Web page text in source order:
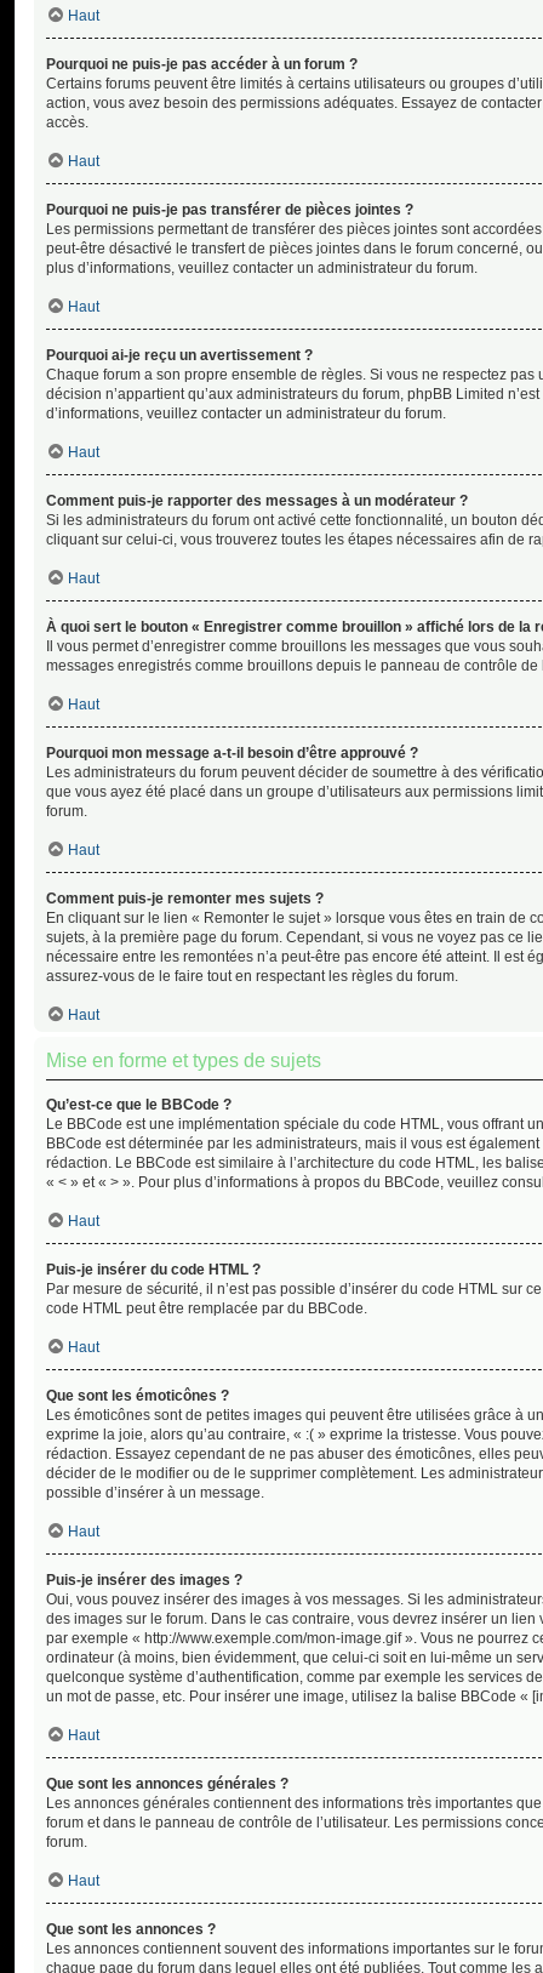
Haut
Pourquoi ne puis-je pas accéder à un forum ?
Certains forums peuvent être limités à certains utilisateurs ou groupes
action, vous avez besoin des permissions adéquates. Essayez de
accès.
Haut
Pourquoi ne puis-je pas transférer de pièces jointes ?
Les permissions permettant de transférer des pièces jointes sont
peut-être désactivé le transfert de pièces jointes dans le forum concerné,
plus d’informations, veuillez contacter un administrateur du forum.
Haut
Pourquoi ai-je reçu un avertissement ?
Chaque forum a son propre ensemble de règles. Si vous ne respectez
décision n’appartient qu’aux administrateurs du forum, phpBB Limited
d’informations, veuillez contacter un administrateur du forum.
Haut
Comment puis-je rapporter des messages à un modérateur ?
Si les administrateurs du forum ont activé cette fonctionnalité, un bouton
cliquant sur celui-ci, vous trouverez toutes les étapes nécessaires afin de
Haut
À quoi sert le bouton « Enregistrer comme brouillon » affiché lors de la
Il vous permet d’enregistrer comme brouillons les messages que vous
messages enregistrés comme brouillons depuis le panneau de contrôle de
Haut
Pourquoi mon message a-t-il besoin d’être approuvé ?
Les administrateurs du forum peuvent décider de soumettre à des
que vous ayez été placé dans un groupe d’utilisateurs aux permissions
forum.
Haut
Comment puis-je remonter mes sujets ?
En cliquant sur le lien « Remonter le sujet » lorsque vous êtes en train de
sujets, à la première page du forum. Cependant, si vous ne voyez pas ce
nécessaire entre les remontées n’a peut-être pas encore été atteint. Il est
assurez-vous de le faire tout en respectant les règles du forum.
Haut
Mise en forme et types de sujets
Qu’est-ce que le BBCode ?
Le BBCode est une implémentation spéciale du code HTML, vous offrant
BBCode est déterminée par les administrateurs, mais il vous est
rédaction. Le BBCode est similaire à l’architecture du code HTML, les
« < » et « > ». Pour plus d’informations à propos du BBCode, veuillez
Haut
Puis-je insérer du code HTML ?
Par mesure de sécurité, il n’est pas possible d’insérer du code HTML sur
code HTML peut être remplacée par du BBCode.
Haut
Que sont les émoticônes ?
Les émoticônes sont de petites images qui peuvent être utilisées grâce à
exprime la joie, alors qu’au contraire, « :( » exprime la tristesse. Vous
rédaction. Essayez cependant de ne pas abuser des émoticônes, elles
décider de le modifier ou de le supprimer complètement. Les
possible d’insérer à un message.
Haut
Puis-je insérer des images ?
Oui, vous pouvez insérer des images à vos messages. Si les
des images sur le forum. Dans le cas contraire, vous devrez insérer un
par exemple « http://www.exemple.com/mon-image.gif ». Vous ne
ordinateur (à moins, bien évidemment, que celui-ci soit en lui-même un
quelconque système d’authentification, comme par exemple les services
un mot de passe, etc. Pour insérer une image, utilisez la balise BBCode «
Haut
Que sont les annonces générales ?
Les annonces générales contiennent des informations très importantes
forum et dans le panneau de contrôle de l’utilisateur. Les permissions
forum.
Haut
Que sont les annonces ?
Les annonces contiennent souvent des informations importantes sur le
chaque page du forum dans lequel elles ont été publiées. Tout comme